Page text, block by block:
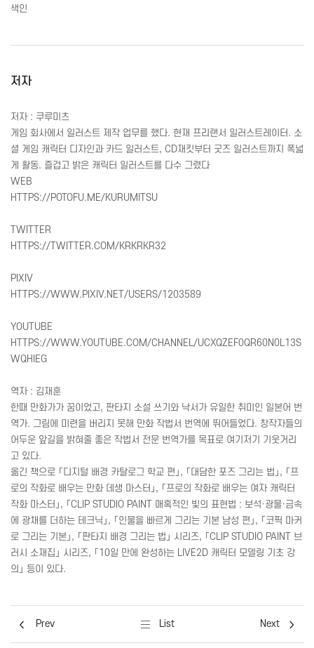
색인
저자
저자 : 쿠루미츠
게임 회사에서 일러스트 제작 업무를 했다. 현재 프리랜서 일러스트레이터. 소
셜 게임 캐릭터 디자인과 카드 일러스트, CD재킷부터 굿즈 일러스트까지 폭넓
게 활동. 즐겁고 밝은 캐릭터 일러스트를 다수 그렸다
WEB
HTTPS://POTOFU. ME/KURUMITSU
TWITTER
HTTPS:// TWITTER.COM/KRKRKR32
PIXIV
HTTPS://WWW. PIXIV. NET /USERS/1203589
YOUTUBE
HTTPS://WWW.YOUTUBE.COM/CHANNEL/UCXQZEF0QR60N0L13S
WQHIEG
역자 : 김재훈
한때 만화가가 꿈이었고, 판타지 소설 쓰기와 낙서가 유일한 취미인 일본어 번
역가. 그림에 미련을 버리지 못해 만화 작법서 번역에 뛰어들었다. 창작자들의
어두운 앞길을 밝혀줄 좋은 작법서 전문 번역가를 목표로 여기저기 기웃거리
고 있다.
옮긴 책으로 「디지털 배경 카탈로그 학교 편」, 「대담한 포즈 그리는 법」, 「프
로의 작화로 배우는 만화 데생 마스터」, 「프로의 작화로 배우는 여자 캐릭터
작화 마스터」, 「 CLIP STUDIO PAINT
매혹적인 빛의 표현법 : 보석·광물·금속
에 광채를 더하는 테크닉」, 「인물을 빠르게 그리는 기본 남성 편」, 「코픽 마커
로 그리는 기본」, 「판타지 배경 그리는 법」 시리즈, 「 CLIP STUDIO PAINT
브
러시 소재집」 시리즈, 「10일 만에 완성하는 LIVE2D 캐릭터 모델링 기초 강
의」 등이 있다.
Prev List Next